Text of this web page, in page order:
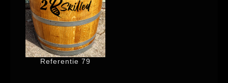
Referentie 79